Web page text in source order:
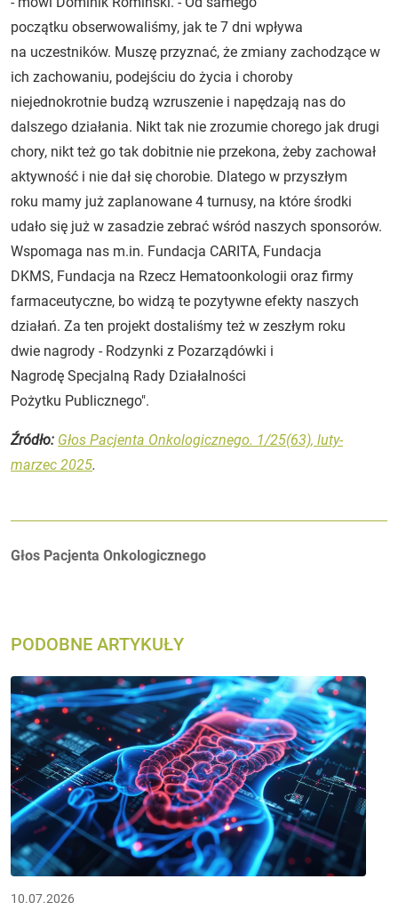
początku obserwowaliśmy, jak te 7 dni wpływa
na uczestników. Muszę przyznać, że zmiany zachodzące w
ich zachowaniu, podejściu do życia i choroby
niejednokrotnie budzą wzruszenie i napędzają nas do
dalszego działania. Nikt tak nie zrozumie chorego jak drugi
chory, nikt też go tak dobitnie nie przekona, żeby zachował
aktywność i nie dał się chorobie. Dlatego w przyszłym
roku mamy już zaplanowane 4 turnusy, na które środki
udało się już w zasadzie zebrać wśród naszych sponsorów.
Wspomaga nas m.in. Fundacja CARITA, Fundacja
DKMS, Fundacja na Rzecz Hematoonkologii oraz firmy
farmaceutyczne, bo widzą te pozytywne efekty naszych
działań. Za ten projekt dostaliśmy też w zeszłym roku
dwie nagrody - Rodzynki z Pozarządówki i
Nagrodę Specjalną Rady Działalności
Pożytku Publicznego".
Źródło: Głos Pacjenta Onkologicznego. 1/25(63), luty-
marzec 2025.
Autorzy:
Głos Pacjenta Onkologicznego
PODOBNE ARTYKUŁY
10.07.2026